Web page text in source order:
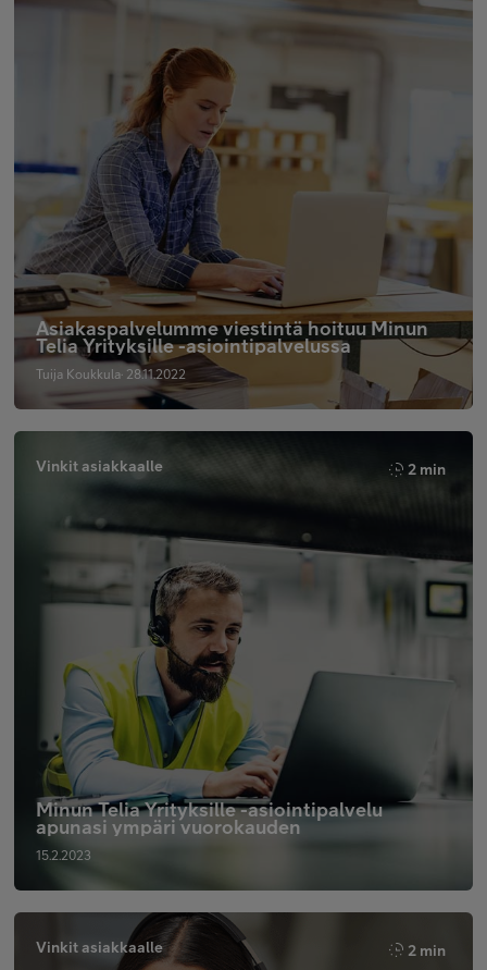
Asiakaspalvelumme viestintä hoituu Minun
Telia Yrityksille -asiointipalvelussa
Tuija Koukkula· 28.11.2022
Vinkit asiakkaalle 2 min
Minun Telia Yrityksille -asiointipalvelu
apunasi ympäri vuorokauden
15.2.2023
Vinkit asiakkaalle 2 min